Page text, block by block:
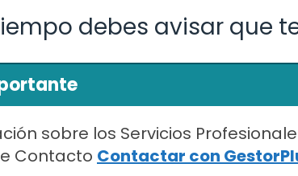
debes avisar que
sobre los Servicios
Contacto Contactar con